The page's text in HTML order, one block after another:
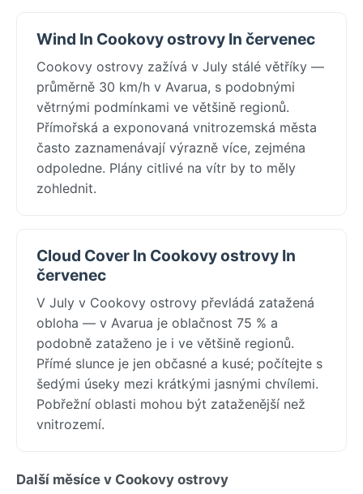
Wind In Cookovy ostrovy In červenec
Cookovy ostrovy zažívá v July stálé větříky —
průměrně 30 km/h v Avarua, s podobnými
větrnými podmínkami ve většině regionů.
Přímořská a exponovaná vnitrozemská města
často zaznamenávají výrazně více, zejména
odpoledne. Plány citlivé na vítr by to měly
zohlednit.
Cloud Cover In Cookovy ostrovy In
červenec
V July v Cookovy ostrovy převládá zatažená
obloha — v Avarua je oblačnost 75 % a
podobně zataženo je i ve většině regionů.
Přímé slunce je jen občasné a kusé; počítejte s
šedými úseky mezi krátkými jasnými chvílemi.
Pobřežní oblasti mohou být zataženější než
vnitrozemí.
Další měsíce v Cookovy ostrovy